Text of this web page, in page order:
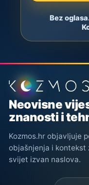
Bez
Podnožje
Neovisne
znanosti i
Kozmos.hr objavljuje
objašnjenja i
svijet izvan naslova.